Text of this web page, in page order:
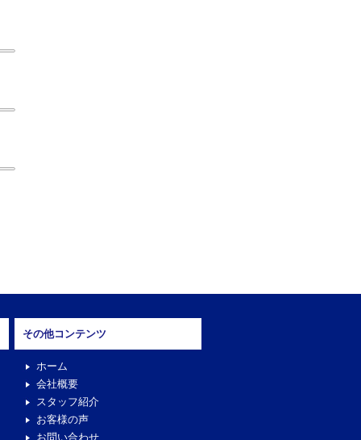
その他コンテンツ
ホーム
会社概要
スタッフ紹介
お客様の声
お問い合わせ